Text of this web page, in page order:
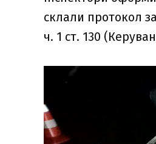
склали протокол
ч. 1 ст. 130